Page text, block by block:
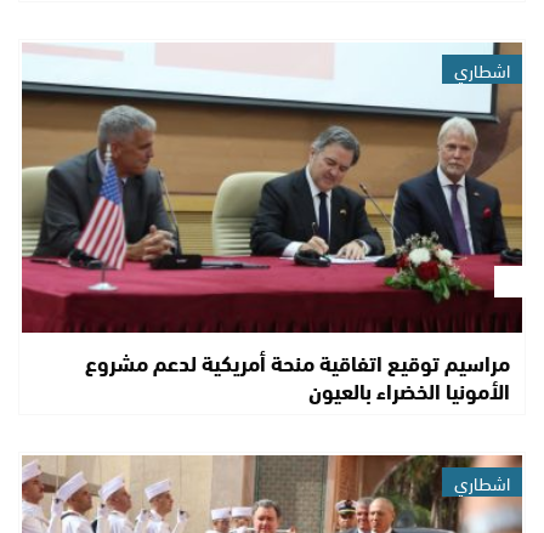
اشطاري
مراسيم توقيع اتفاقية منحة أمريكية لدعم مشروع
الأمونيا الخضراء بالعيون
اشطاري